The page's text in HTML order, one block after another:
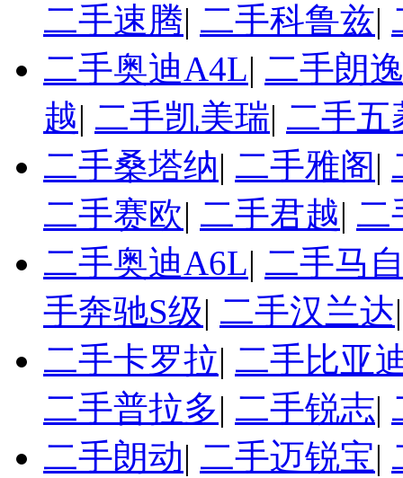
二手速腾| 二手科鲁兹|
二手奥迪A4L| 二手朗
越| 二手凯美瑞| 二手五
二手桑塔纳| 二手雅阁|
二手赛欧| 二手君越| 二
二手奥迪A6L| 二手马
手奔驰S级| 二手汉兰达
二手卡罗拉| 二手比亚
二手普拉多| 二手锐志|
二手朗动| 二手迈锐宝|